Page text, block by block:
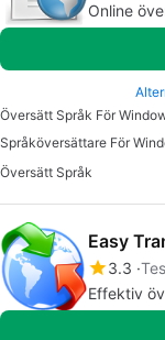
Online
Översätt Språk För
Språköversättare För
Översätt Språk
Easy
3.3
Effektiv